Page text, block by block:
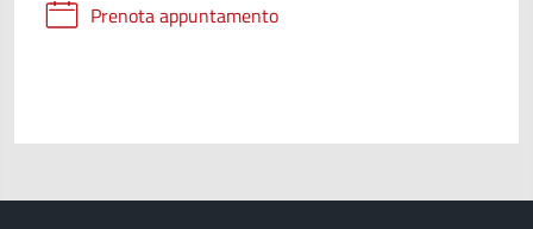
Prenota appuntamento